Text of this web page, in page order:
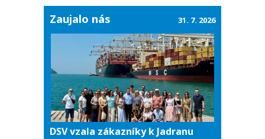
Zaujalo nás
DSV vzala zákazníky k Jadranu
31. 7. 2026